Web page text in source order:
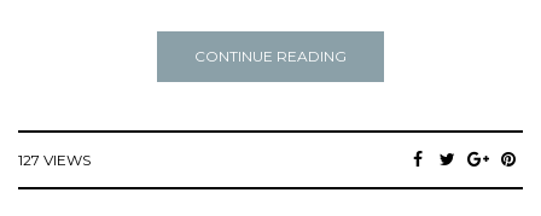
CONTINUE READING
127 VIEWS